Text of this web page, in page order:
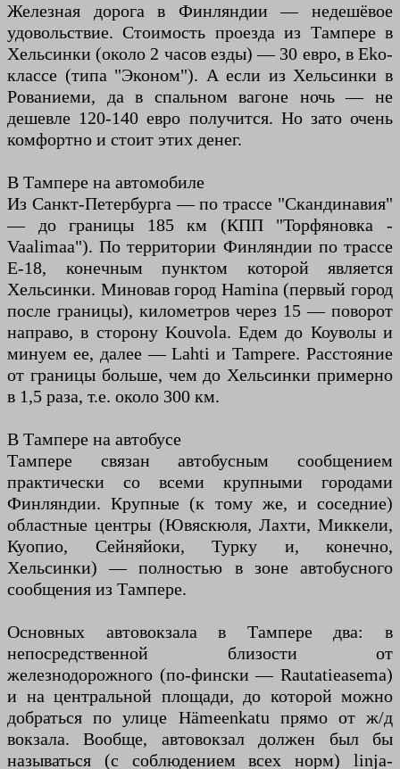
Железная дорога в Финляндии — недешёвое
удовольствие. Стоимость проезда из Тампере в
Хельсинки (около 2 часов езды) — 30 евро, в Eko-
классе (типа "Эконом"). А если из Хельсинки в
Рованиеми, да в спальном вагоне ночь — не
дешевле 120-140 евро получится. Но зато очень
комфортно и стоит этих денег.
В Тампере на автомобиле
Из Санкт-Петербурга — по трассе "Скандинавия"
— до границы 185 км (КПП "Торфяновка -
Vaalimaa"). По территории Финляндии по трассе
E-18, конечным пунктом которой является
Хельсинки. Миновав город Hamina (первый город
после границы), километров через 15 — поворот
направо, в сторону Kouvola. Едем до Коуволы и
минуем ее, далее — Lahti и Tampere. Расстояние
от границы больше, чем до Хельсинки примерно
в 1,5 раза, т.е. около 300 км.
В Тампере на автобусе
Тампере связан автобусным сообщением
практически со всеми крупными городами
Финляндии. Крупные (к тому же, и соседние)
областные центры (Ювяскюля, Лахти, Миккели,
Куопио, Сейняйоки, Турку и, конечно,
Хельсинки) — полностью в зоне автобусного
сообщения из Тампере.
Основных автовокзала в Тампере два: в
непосредственной близости от
железнодорожного (по-фински — Rautatieasema)
и на центральной площади, до которой можно
добраться по улице Hämeenkatu прямо от ж/д
вокзала. Вообще, автовокзал должен был бы
называться (с соблюдением всех норм) linja-